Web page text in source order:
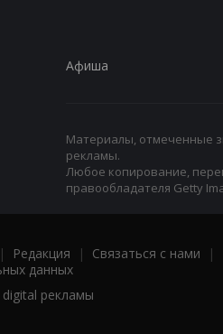
Афиша
Материалы, отмеченные
рекламы.
Любое копирование,
правообладателя Getty
| Редакция | Связаться с нами |
данных
рекламы